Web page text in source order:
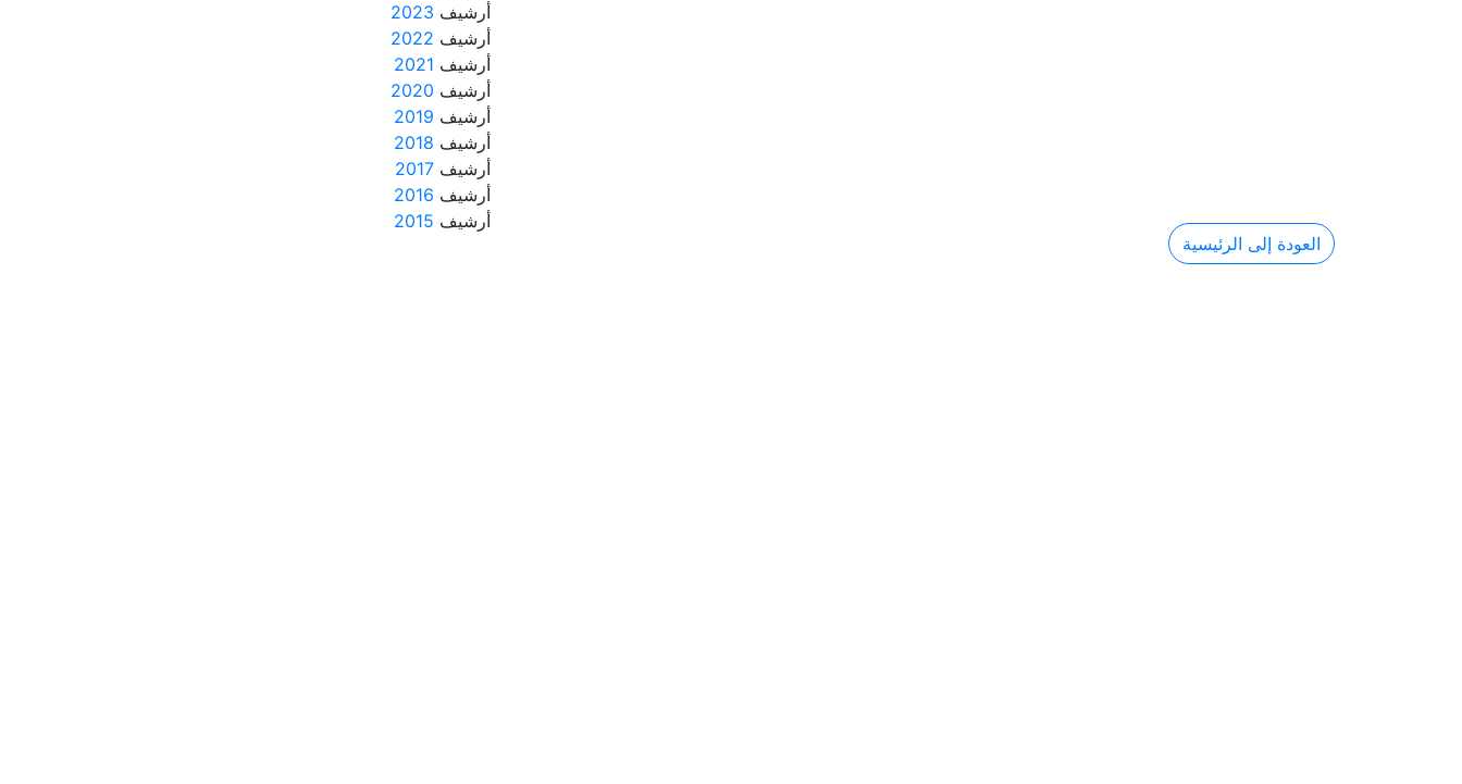
العودة إلى الرئيسية
أرشيف 2023
أرشيف 2022
أرشيف 2021
أرشيف 2020
أرشيف 2019
أرشيف 2018
أرشيف 2017
أرشيف 2016
أرشيف 2015